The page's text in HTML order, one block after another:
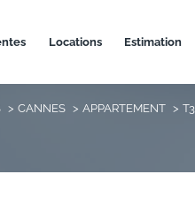
locations estimation
CANNES APPARTEMENT T3